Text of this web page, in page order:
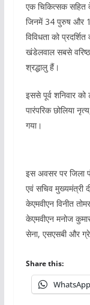
एक चिकित्सक सहित
जिनमें 34 पुरुष और
विविधता को
खंडेलवाल सबसे
श्रद्धालु हैं।
इससे पूर्व शनिवार
पारंपरिक छोलिया
गया।
इस अवसर पर जिला
एवं सचिव मुख्यमंत्री
केएमवीएन विनीत
केएमवीएन मनोज
सेना, एसएसबी और
Share this:
WhatsApp